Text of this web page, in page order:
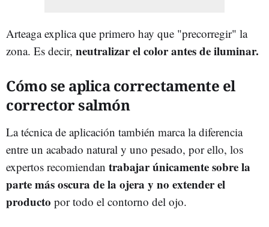
Arteaga explica que primero hay que "precorregir" la
zona. Es decir, neutralizar el color antes de iluminar.
Cómo se aplica correctamente el
corrector salmón
La técnica de aplicación también marca la diferencia
entre un acabado natural y uno pesado, por ello, los
expertos recomiendan trabajar únicamente sobre la
parte más oscura de la ojera y no extender el
producto por todo el contorno del ojo.